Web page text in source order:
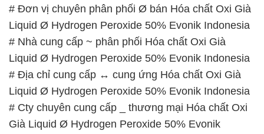
# Đơn vị chuyên phân phối Ø bán Hóa chất Oxi Già
Liquid Ø Hydrogen Peroxide 50% Evonik Indonesia
# Nhà cung cấp ~ phân phối Hóa chất Oxi Già
Liquid Ø Hydrogen Peroxide 50% Evonik Indonesia
# Địa chỉ cung cấp ↔ cung ứng Hóa chất Oxi Già
Liquid Ø Hydrogen Peroxide 50% Evonik Indonesia
# Cty chuyên cung cấp _ thương mại Hóa chất Oxi
Già Liquid Ø Hydrogen Peroxide 50% Evonik